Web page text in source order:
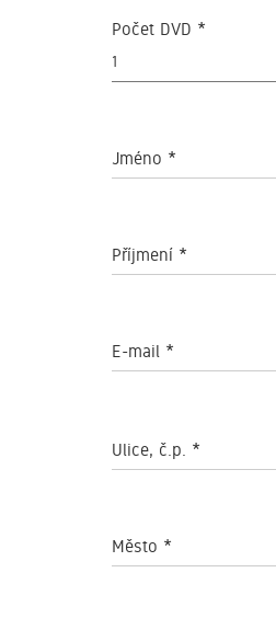
Počet DVD *
Jméno *
Příjmení *
E-mail *
Ulice, č.p. *
Město *